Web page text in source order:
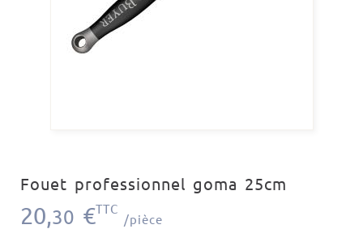
Fouet professionnel goma 25cm
20,30 €TTC
/pièce